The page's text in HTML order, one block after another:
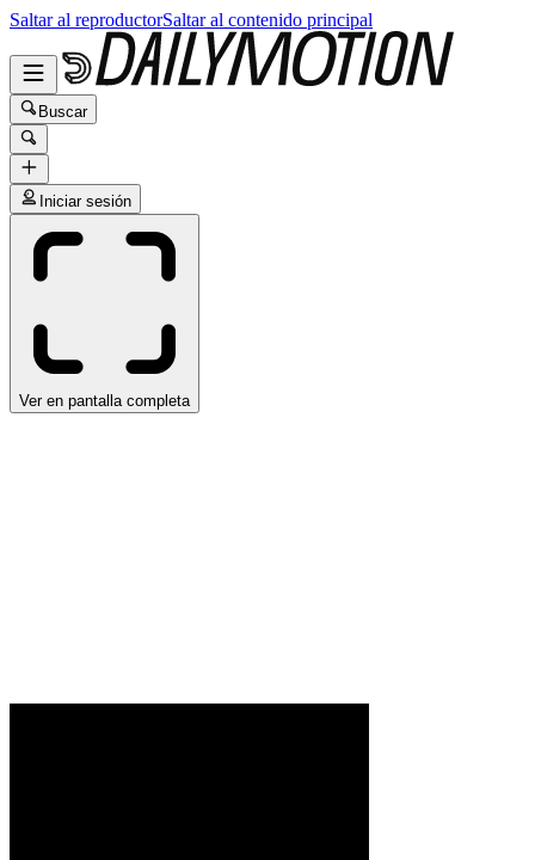
Saltar al reproductorSaltar al contenido principal
Buscar
Iniciar sesión
Ver en pantalla completa